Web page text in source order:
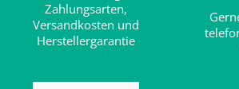
Zahlungsarten,
Versandkosten und
Herstellergarantie